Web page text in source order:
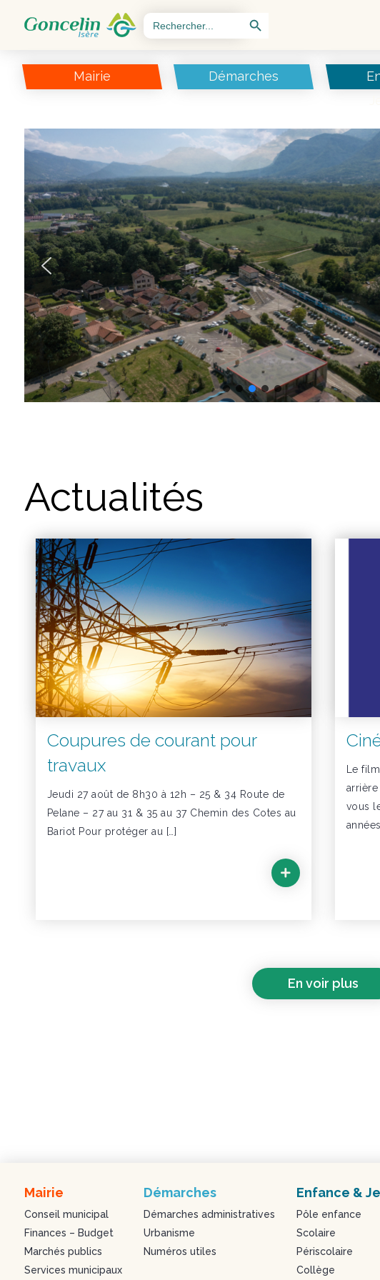
Search
for:
Search Button
Mairie Démarches
Actualités
Le
vous
Coupures de courant pour
travaux
Jeudi 27 août de 8h30 à 12h – 25 & 34 Route de
Pelane – 27 au 31 & 35 au 37 Chemin des Cotes au
Bariot Pour protéger au […]
En voir plus
Mairie
Conseil municipal
Finances – Budget
Marchés publics
Services municipaux
Démarches
Démarches administratives
Urbanisme
Numéros utiles
Enfance &
Pôle enfance
Scolaire
Périscolaire
Collège